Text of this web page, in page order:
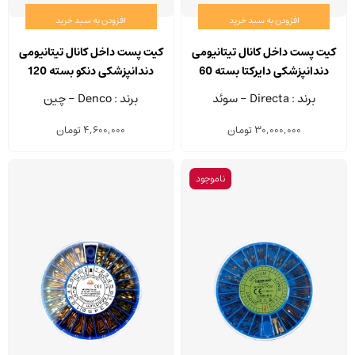
افزودن به سبد خرید
کیت پست داخل کانال تیتانیومی
دندانپزشکی دایرکتا بسته 60
عددی
برند : Directa - سوئد
30,000,000تومان
افزودن به سبد خرید
کیت پست داخل کانال تیتانیومی
دندانپزشکی دنکو بسته 120
عددی
برند : Denco - چین
4,600,000تومان
ناموجود